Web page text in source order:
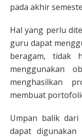
pada akhir
Hal yang perlu
guru dapat
beragam, tidak
menggunakan
menghasilkan
membuat
Umpan balik
dapat digunakan